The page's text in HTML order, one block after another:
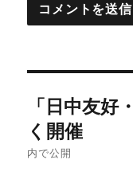
稿
ナ
「日中友好
く開催
内で公開